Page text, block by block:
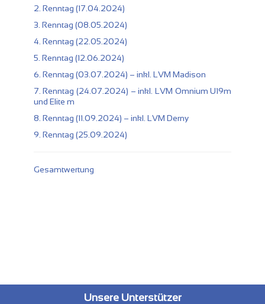
2. Renntag (17.04.2024)
3. Renntag (08.05.2024)
4. Renntag (22.05.2024)
5. Renntag (12.06.2024)
6. Renntag (03.07.2024) – inkl. LVM Madison
7. Renntag (24.07.2024) – inkl. LVM Omnium U19m
und Elite m
8. Renntag (11.09.2024) – inkl. LVM Derny
9. Renntag (25.09.2024)
Gesamtwertung
Unsere Unterstützer